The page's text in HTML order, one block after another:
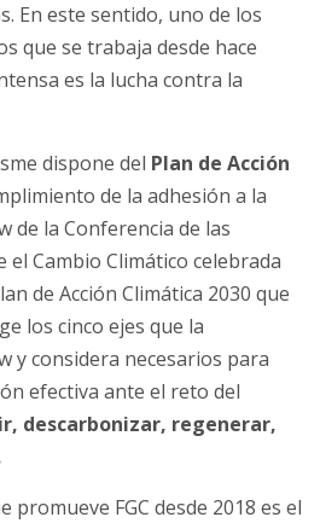
En este sentido, uno de los
que se trabaja desde hace
es la lucha contra la
dispone del Plan de Acción
de la adhesión a la
de la Conferencia de las
el Cambio Climático celebrada
de Acción Climática 2030 que
los cinco ejes que la
y considera necesarios para
efectiva ante el reto del
descarbonizar, regenerar,
promueve FGC desde 2018 es el